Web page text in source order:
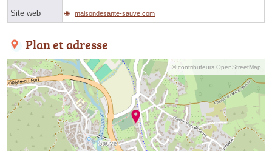
Site web maisondesante-sauve.com
Plan et adresse
© contributeurs OpenStreetMap